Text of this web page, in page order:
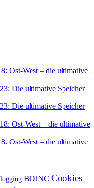
Ost-West – die ultimative
Die ultimative Speicher
Die ultimative Speicher
Ost-West – die ultimative
Ost-West – die ultimative
BOINC Cookies